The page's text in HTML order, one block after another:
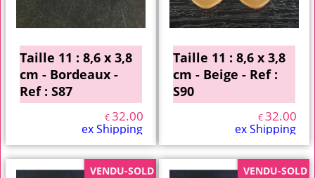
Taille 11 : 8,6 x 3,8
cm - Bordeaux -
Ref : S87
€32.00
ex Shipping
Taille 11 : 8,6 x 3,8
cm - Beige - Ref :
S90
€32.00
ex Shipping
VENDU-SOLD VENDU-SOLD